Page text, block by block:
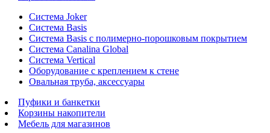
Система Joker
Система Basis
Система Basis с полимерно-порошковым покрытием
Система Canalina Global
Система Vertical
Оборудование с креплением к стене
Овальная труба, аксессуары
Пуфики и банкетки
Корзины накопители
Мебель для магазинов